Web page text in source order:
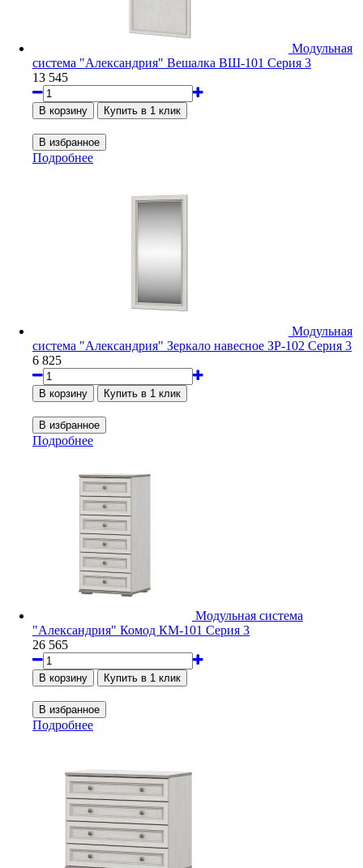
Модульная
система "Александрия" Вешалка ВШ-101 Серия 3
13 545
Подробнее
Модульная
система "Александрия" Зеркало навесное ЗР-102 Серия 3
6 825
Подробнее
Модульная система
"Александрия" Комод КМ-101 Серия 3
26 565
Подробнее